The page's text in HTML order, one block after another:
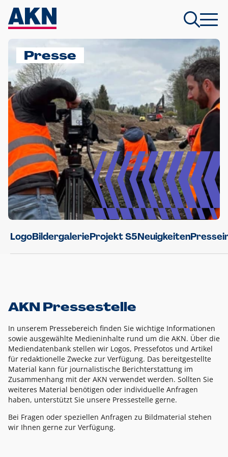
Presse
LogoBildergalerieProjekt S5Neuigkeiten
AKN Pressestelle
In unserem Pressebereich finden Sie wichtige Informationen
sowie ausgewählte Medieninhalte rund um die AKN. Über die
Mediendatenbank stellen wir Logos, Pressefotos und Artikel
für redaktionelle Zwecke zur Verfügung. Das bereitgestellte
Material kann für journalistische Berichterstattung im
Zusammenhang mit der AKN verwendet werden. Sollten Sie
weiteres Material benötigen oder individuelle Anfragen
haben, unterstützt Sie unsere Pressestelle gerne.
Bei Fragen oder speziellen Anfragen zu Bildmaterial stehen
wir Ihnen gerne zur Verfügung.